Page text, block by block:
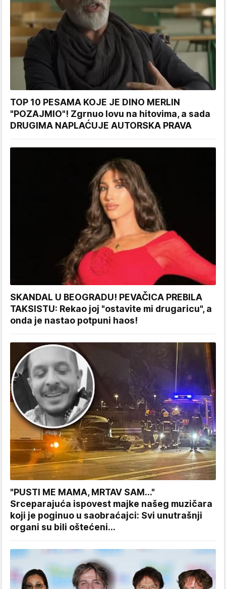
TOP 10 PESAMA KOJE JE DINO MERLIN
"POZAJMIO"! Zgrnuo lovu na hitovima, a sada
DRUGIMA NAPLAĆUJE AUTORSKA PRAVA
SKANDAL U BEOGRADU! PEVAČICA PREBILA
TAKSISTU: Rekao joj "ostavite mi drugaricu", a
onda je nastao potpuni haos!
"PUSTI ME MAMA, MRTAV SAM..."
Srceparajuća ispovest majke našeg muzičara
koji je poginuo u saobraćajci: Svi unutrašnji
organi su bili oštećeni...